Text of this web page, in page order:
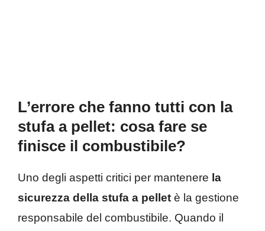
L’errore che fanno tutti con la
stufa a pellet: cosa fare se
finisce il combustibile?
Uno degli aspetti critici per mantenere la
sicurezza della stufa a pellet è la gestione
responsabile del combustibile. Quando il